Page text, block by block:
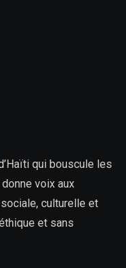
qui bouscule les
voix aux
culturelle et
et sans